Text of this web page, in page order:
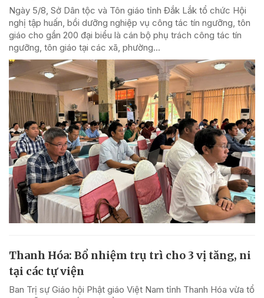
Ngày 5/8, Sở Dân tộc và Tôn giáo tỉnh Đắk Lắk tổ chức Hội
nghị tập huấn, bồi dưỡng nghiệp vụ công tác tín ngưỡng, tôn
giáo cho gần 200 đại biểu là cán bộ phụ trách công tác tín
ngưỡng, tôn giáo tại các xã, phường...
Thanh Hóa: Bổ nhiệm trụ trì cho 3 vị tăng, ni
tại các tự viện
Ban Trị sự Giáo hội Phật giáo Việt Nam tỉnh Thanh Hóa vừa tổ